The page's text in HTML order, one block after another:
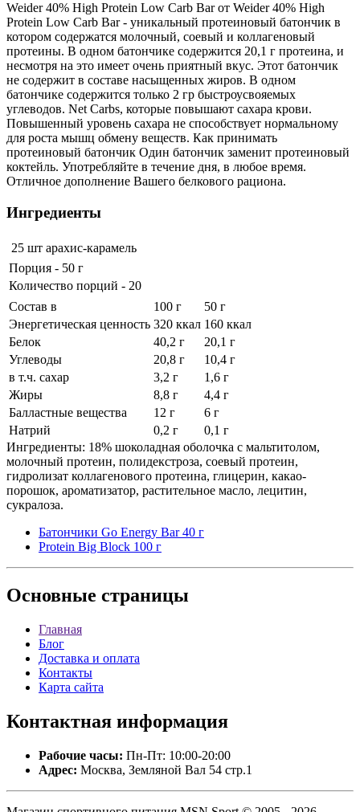
Weider 40% High Protein Low Carb Bar от Weider 40% High
Protein Low Carb Bar - уникальный протеиновый батончик в
котором содержатся молочный, соевый и коллагеновый
протеины. В одном батончике содержится 20,1 г протеина, и
несмотря на это имеет очень приятный вкус. Этот батончик
не содержит в составе насыщенных жиров. В одном
батончике содержится только 2 гр быстроусвояемых
углеводов. Net Carbs, которые повышают сахара крови.
Повышенный уровень сахара не способствует нормальному
для роста мышц обмену веществ. Как принимать
протеиновый батончик Один батончик заменит протеиновый
коктейль. Употребляйте в течение дня, в любое время.
Отличное дополнение Вашего белкового рациона.
Ингредиенты
25 шт арахис-карамель
Порция - 50 г
Количество порций - 20
Состав в
100 г
50 г
Энергетическая ценность 320 ккал 160 ккал
Белок
40,2 г
20,1 г
Углеводы
20,8 г
10,4 г
в т.ч. сахар
3,2 г
1,6 г
Жиры
8,8 г
4,4 г
Балластные вещества
12 г
6 г
Натрий
0,2 г
0,1 г
Ингредиенты: 18% шоколадная оболочка с мальтитолом,
молочный протеин, полидекстроза, соевый протеин,
гидролизат коллагенового протеина, глицерин, какао-
порошок, ароматизатор, растительное масло, лецитин,
сукралоза.
Батончики Go Energy Bar 40 г
Protein Big Block 100 г
Основные страницы
Главная
Блог
Доставка и оплата
Контакты
Карта сайта
Контактная информация
Рабочие часы: Пн-Пт: 10:00-20:00
Адрес: Москва, Земляной Вал 54 стр.1